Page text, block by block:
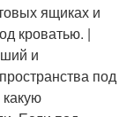
ящиках и
кроватью. |
и
под